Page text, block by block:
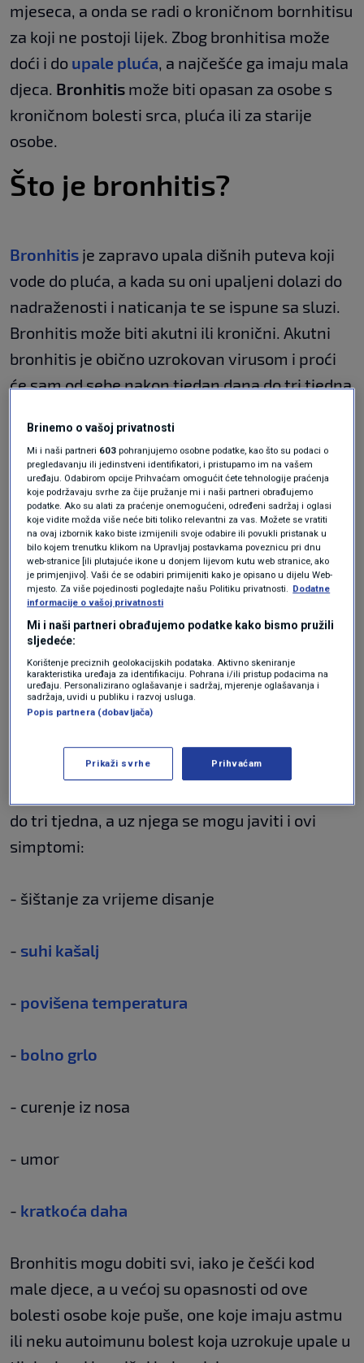
mjeseca, a onda se radi o kroničnom bornhitisu
za koji ne postoji lijek. Zbog bronhitisa može
doći i do upale pluća, a najčešće ga imaju mala
djeca. Bronhitis može biti opasan za osobe s
kroničnom bolesti srca, pluća ili za starije
osobe.
Što je bronhitis?
Bronhitis je zapravo upala dišnih puteva koji
vode do pluća, a kada su oni upaljeni dolazi do
nadraženosti i naticanja te se ispune sa sluzi.
Bronhitis može biti akutni ili kronični. Akutni
bronhitis je obično uzrokovan virusom i proći
će sam od sebe nakon tjedan dana do tri tjedna
Kronični bronhitis zapravo traje cijelo vrijeme,
točnije u ovom slučaju kašalj može trajati
neprekidno i do tri mjeseca, pa prestati, a onda
se može ponovno pojaviti, ali se može
kontrolirati ublažavanjem simptoma i
držanjem pod kontrolom bolesti.
Kako prepoznati
bronhitis?
Jedan odglavnih simptoma bronhitisa
kašalj, a može doći i do iskašljavanja žute,
do tri tjedna, a uz njega se mogu javiti i ovi
simptomi:
- šištanje za vrijeme disanje
- suhi kašalj
- povišena temperatura
- bolno grlo
- curenje iz nosa
- umor
- kratkoća daha
Bronhitis mogu dobiti svi, iako je češći kod
male djece, a u većoj su opasnosti od ove
bolesti osobe koje puše, one koje imaju astmu
ili neku autoimunu bolest koja uzrokuje upale u
Brinemo o vašoj privatnosti
Mi i naši partneri 603 pohranjujemo osobne podatke, kao što su podaci o
pregledavanju ili jedinstveni identifikatori, i pristupamo im na vašem
uređaju. Odabirom opcije Prihvaćam omogućit ćete tehnologije praćenja
koje podržavaju svrhe za čije pružanje mi i naši partneri obrađujemo
podatke. Ako su alati za praćenje onemogućeni, određeni sadržaj i oglasi
koje vidite možda više neće biti toliko relevantni za vas. Možete se vratiti
na ovaj izbornik kako biste izmijenili svoje odabire ili povukli pristanak u
bilo kojem trenutku klikom na Upravljaj postavkama poveznicu pri dnu
web-stranice [ili plutajuće ikone u donjem lijevom kutu web stranice, ako
je primjenjivo]. Vaši će se odabiri primijeniti kako je opisano u dijelu Web-
mjesto. Za više pojedinosti pogledajte našu Politiku privatnosti.
Dodatne
informacije o vašoj privatnosti
Mi i naši partneri obrađujemo podatke kako bismo pružili
sljedeće:
Korištenje preciznih geolokacijskih podataka. Aktivno skeniranje
karakteristika uređaja za identifikaciju. Pohrana i/ili pristup podacima na
uređaju. Personalizirano oglašavanje i sadržaj, mjerenje oglašavanja i
sadržaja, uvidi u publiku i razvoj usluga.
Popis partnera (dobavljača)
Prikaži svrhe Prihvaćam